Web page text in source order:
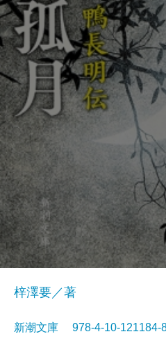
梓澤要／著
新潮文庫 978-4-10-